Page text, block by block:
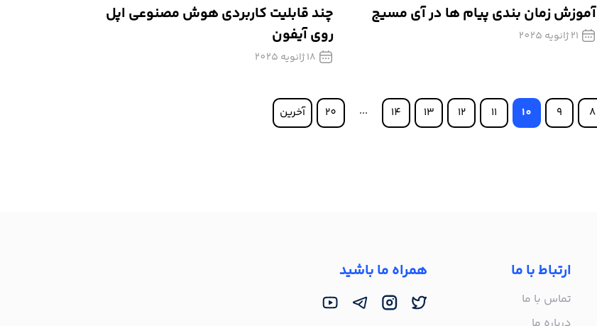
آموزش زمان بندی پیام ها در آی مسیج
21 ژانویه 2025
چند قابلیت کاربردی هوش مصنوعی اپل
روی آیفون
18 ژانویه 2025
8
9
10
11
12
13
14
20 آخرین
ارتباط با ما
تماس با ما
همراه ما باشید